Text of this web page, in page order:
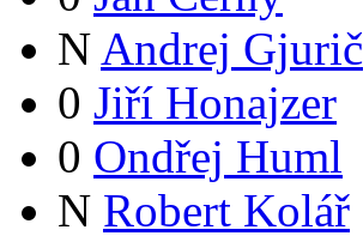
N Andrej Gjurič
0 Jiří Honajzer
0 Ondřej Huml
N Robert Kolář